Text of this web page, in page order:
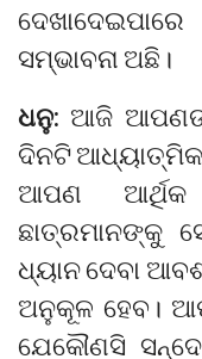
ସମ୍ଭାବନା ଅଛି।
ଧନୁ: ଆଜି
ଦିନଟି ଆଧ୍ୟାତ୍ମିକ
ଆପଣ
ଛାତ୍ରମାନଙ୍କୁ
ଧ୍ୟାନ ଦେବା
ଅନୁକୂଳ ହେବ।
ଯେକୌଣସି